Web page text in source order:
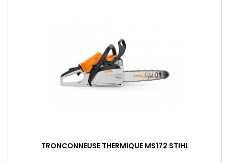
TRONCONNEUSE THERMIQUE MS172 STIHL